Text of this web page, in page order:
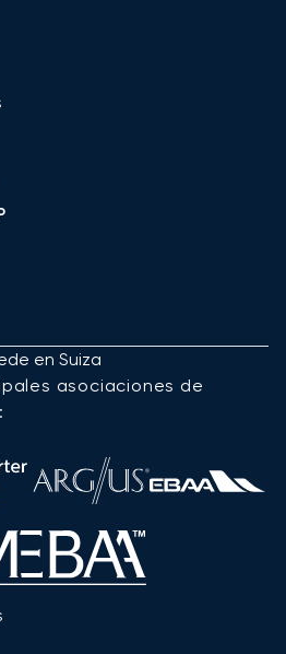
en Suiza
asociaciones de